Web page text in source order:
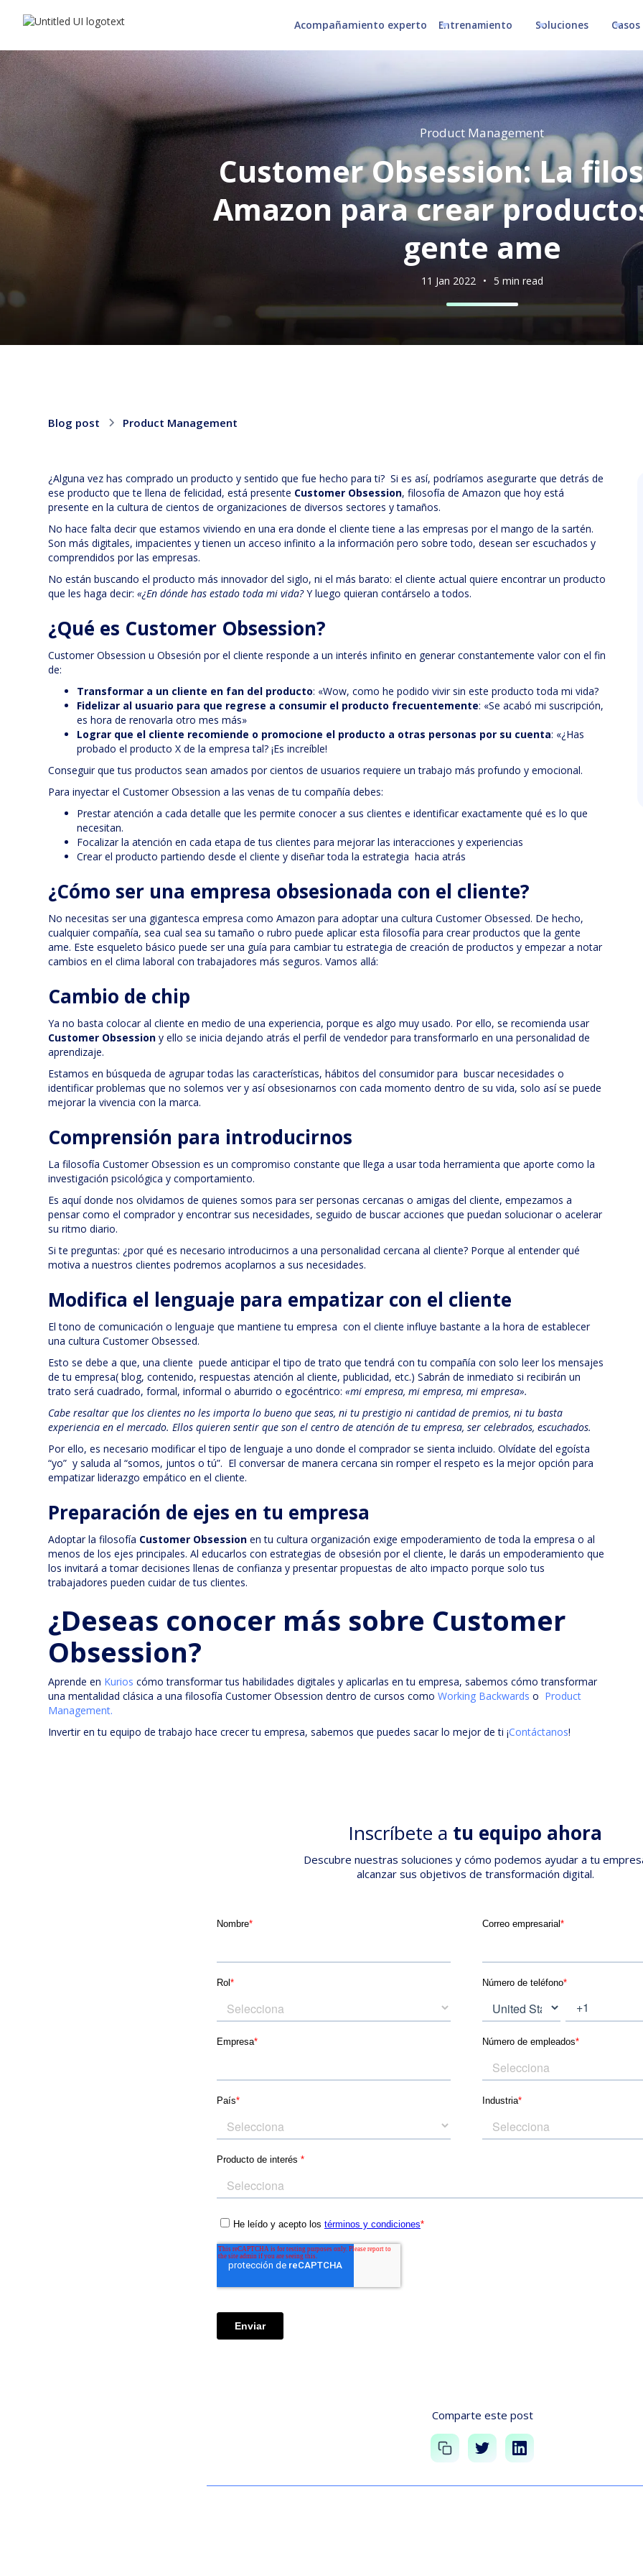
Acompañamiento experto Entrenamiento Soluciones
Product Management
Customer Obsession: La
Amazon para crear
gente ame
11 Jan 2022 • 5 min read
Blog post Product Management
¿Alguna vez has comprado un producto y sentido que fue hecho para ti? Si es así, podríamos asegurarte que detrás de
ese producto que te llena de felicidad, está presente Customer Obsession, filosofía de Amazon que hoy está
presente en la cultura de cientos de organizaciones de diversos sectores y tamaños.
No hace falta decir que estamos viviendo en una era donde el cliente tiene a las empresas por el mango de la sartén.
Son más digitales, impacientes y tienen un acceso infinito a la información pero sobre todo, desean ser escuchados y
comprendidos por las empresas.
No están buscando el producto más innovador del siglo, ni el más barato: el cliente actual quiere encontrar un producto
que les haga decir: «¿En dónde has estado toda mi vida?Y luego quieran contárselo a todos.
¿Qué es Customer Obsession?
Customer Obsession u Obsesión por el cliente responde a un interés infinito en generar constantemente valor con el fin
de:
Transformar a un cliente en fan del producto: «Wow, como he podido vivir sin este producto toda mi vida?
Fidelizar al usuario para que regrese a consumir el producto frecuentemente: «Se acabó mi suscripción,
es hora de renovarla otro mes más»
Lograr que el cliente recomiende o promocione el producto a otras personas por su cuenta: «¿Has
probado el producto X de la empresa tal? ¡Es increíble!
Conseguir que tus productos sean amados por cientos de usuarios requiere un trabajo más profundo y emocional.
Para inyectar el Customer Obsession a las venas de tu compañía debes:
Prestar atención a cada detalle que les permite conocer a sus clientes e identificar exactamente qué es lo que
necesitan.
Focalizar la atención en cada etapa de tus clientes para mejorar las interacciones y experiencias
Crear el producto partiendo desde el cliente y diseñar toda la estrategia hacia atrás
¿Cómo ser una empresa obsesionada con el cliente?
No necesitas ser una gigantesca empresa como Amazon para adoptar una cultura Customer Obsessed. De hecho,
cualquier compañía, sea cual sea su tamaño o rubro puede aplicar esta filosofía para crear productos que la gente
ame. Este esqueleto básico puede ser una guía para cambiar tu estrategia de creación de productos y empezar a notar
cambios en el clima laboral con trabajadores más seguros. Vamos allá:
Cambio de chip
Ya no basta colocar al cliente en medio de una experiencia, porque es algo muy usado. Por ello, se recomienda usar
Customer Obsessiony ello se inicia dejando atrás el perfil de vendedor para transformarlo en una personalidad de
aprendizaje.
Estamos en búsqueda de agrupar todas las características, hábitos del consumidor para buscar necesidades o
identificar problemas que no solemos ver y así obsesionarnos con cada momento dentro de su vida, solo así se puede
mejorar la vivencia con la marca.
Comprensión para introducirnos
La filosofía Customer Obsession es un compromiso constante que llega a usar toda herramienta que aporte como la
investigación psicológica y comportamiento.
Es aquí donde nos olvidamos de quienes somos para ser personas cercanas o amigas del cliente, empezamos a
pensar como el comprador y encontrar sus necesidades, seguido de buscar acciones que puedan solucionar o acelerar
su ritmo diario.
Si te preguntas: ¿por qué es necesario introducirnos a una personalidad cercana al cliente? Porque al entender qué
motiva a nuestros clientes podremos acoplarnos a sus necesidades.
Modifica el lenguaje para empatizar con el cliente
El tono de comunicación o lenguaje que mantiene tu empresa con el cliente influye bastante a la hora de establecer
una cultura Customer Obsessed.
Esto se debe a que, una cliente puede anticipar el tipo de trato que tendrá con tu compañía con solo leer los mensajes
de tu empresa( blog, contenido, respuestas atención al cliente, publicidad, etc.) Sabrán de inmediato si recibirán un
trato será cuadrado, formal, informal o aburrido o egocéntrico:«mi empresa, mi empresa, mi empresa».
Cabe resaltar que los clientes no les importa lo bueno que seas, ni tu prestigio ni cantidad de premios, ni tu basta
experiencia en el mercado. Ellos quieren sentir que son el centro de atención de tu empresa, ser celebrados, escuchados.
Por ello, es necesario modificar el tipo de lenguaje a uno donde el comprador se sienta incluido. Olvídate del egoísta
“yo” y saluda al “somos, juntos o tú”. El conversar de manera cercana sin romper el respeto es la mejor opción para
empatizar liderazgo empático en el cliente.
Preparación de ejes en tu empresa
Adoptar la filosofía Customer Obsession en tu cultura organización exige empoderamiento de toda la empresa o al
menos de los ejes principales. Al educarlos con estrategias de obsesión por el cliente, le darás un empoderamiento que
los invitará a tomar decisiones llenas de confianza y presentar propuestas de alto impacto porque solo tus
trabajadores pueden cuidar de tus clientes.
¿Deseas conocer más sobre Customer
Obsession?
Aprende en Kurios cómo transformar tus habilidades digitales y aplicarlas en tu empresa, sabemos cómo transformar
una mentalidad clásica a una filosofía Customer Obsession dentro de cursos comoWorking Backwards o Product
Management.
Invertir en tu equipo de trabajo hace crecer tu empresa, sabemos que puedes sacar lo mejor de ti ¡Contáctanos!
Inscríbete a tu equipo ahora
Descubre nuestras soluciones y cómo podemos ayudar a tu
alcanzar sus objetivos de transformación digital.
Comparte este post